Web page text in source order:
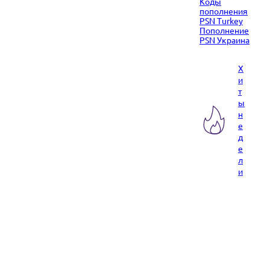
пополнения
PSN Turkey
Пополнение
PSN Украина
Х
и
т
ы
н
е
д
е
л
и